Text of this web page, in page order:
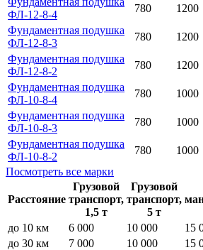
ФЛ-12-8-4
780 1200
Фундаментная подушка
ФЛ-12-8-3
780 1200
Фундаментная подушка
ФЛ-12-8-2
780 1200
Фундаментная подушка
ФЛ-10-8-4
780 1000
Фундаментная подушка
ФЛ-10-8-3
780 1000
Фундаментная подушка
ФЛ-10-8-2
780 1000
Посмотреть все марки
Расстояние
Грузовой
транспорт,
1,5 т
Грузовой
транспорт,
5 т
до 10 км
6 000 10 000 15
до 30 км
7 000 10 000 15